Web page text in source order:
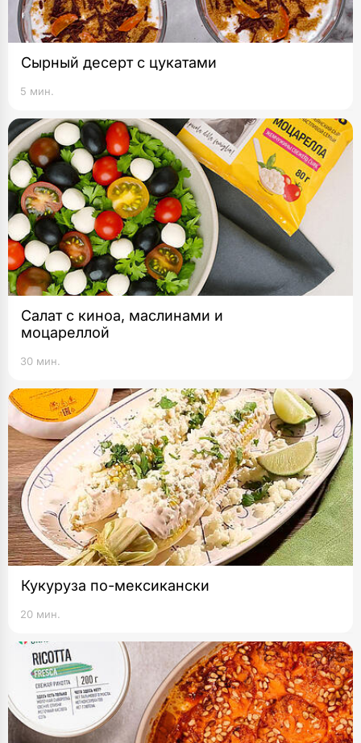
Сырный десерт с цукатами
5 мин.
Салат с киноа, маслинами и
моцареллой
30 мин.
Кукуруза по-мексикански
20 мин.